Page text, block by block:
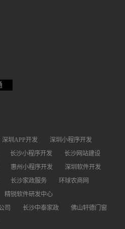
深圳APP开发
深圳小程序开发
长沙小程序开发
长沙网站建设
惠州小程序开发
深圳软件开发
长沙家政服务
环球农商网
精锐软件研发中心
司 长沙中泰家政
佛山轩德门窗